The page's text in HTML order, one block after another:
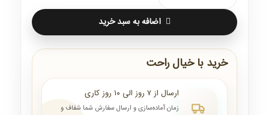
اضافه به سبد خرید
خرید با خیال راحت
ارسال از ۷ روز الی ۱۰ روز کاری
زمان آماده‌سازی و ارسال سفارش شما شفاف و